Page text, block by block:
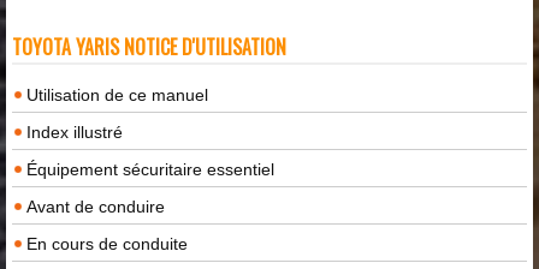
TOYOTA YARIS NOTICE D'UTILISATION
Utilisation de ce manuel
Index illustré
Équipement sécuritaire essentiel
Avant de conduire
En cours de conduite